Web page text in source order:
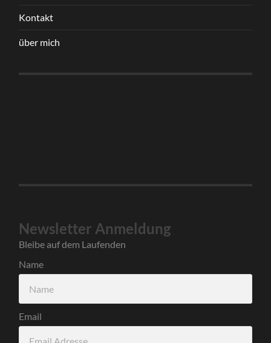
Kontakt
über mich
Newsletter Anmeldung
Bleibe auf dem Laufenden
Name
Email